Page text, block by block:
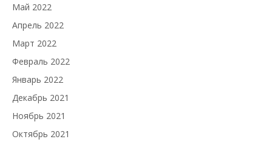
Май 2022
Апрель 2022
Март 2022
Февраль 2022
Январь 2022
Декабрь 2021
Ноябрь 2021
Октябрь 2021